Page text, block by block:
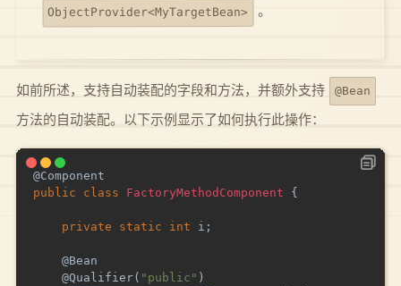
ObjectProvider<MyTargetBean> 。
如前所述，支持自动装配的字段和方法，并额外支持 @Bean
方法的自动装配。以下示例显示了如何执行此操作：
@Component
public
class FactoryMethodComponent {
private static int i ;
@Bean
@Qualifier( "public" )